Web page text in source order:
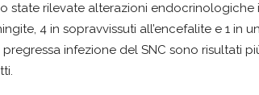
state rilevate alterazioni
4 in sopravvissuti all’encefalite e 1 in
infezione del SNC sono risultati